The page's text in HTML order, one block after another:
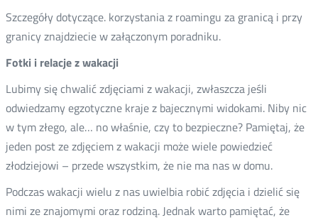
Szczegóły dotyczące. korzystania z roamingu za granicą i przy
granicy znajdziecie w załączonym poradniku.
Fotki i relacje z wakacji
Lubimy się chwalić zdjęciami z wakacji, zwłaszcza jeśli
odwiedzamy egzotyczne kraje z bajecznymi widokami. Niby nic
w tym złego, ale… no właśnie, czy to bezpieczne? Pamiętaj, że
jeden post ze zdjęciem z wakacji może wiele powiedzieć
złodziejowi – przede wszystkim, że nie ma nas w domu.
Podczas wakacji wielu z nas uwielbia robić zdjęcia i dzielić się
nimi ze znajomymi oraz rodziną. Jednak warto pamiętać, że